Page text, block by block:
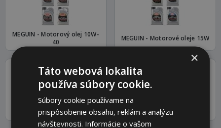
MEGUIN - Motorový olej 10W-
40
MEGUIN - Motorové oleje 15W
MEGUIN - Motorové oleje 20W MEGUIN - Motorový olej 5W-30
×
Táto webová lokalita
používa súbory cookie.
Súbory cookie používame na
prispôsobenie obsahu, reklám a analýzu
návštevnosti. Informácie o vašom